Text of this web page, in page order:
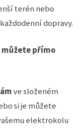
terén nebo
dopravy.
můžete přímo
ve složeném
si je můžete
elektrokolu